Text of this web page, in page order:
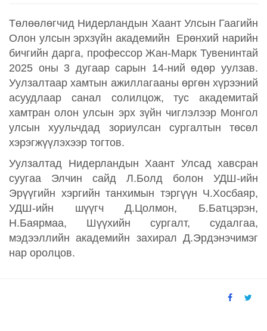
Төлөөлөгчид Нидерландын Хаант Улсын Гаагийн
Олон улсын эрхзүйн академийн Ерөнхий нарийн
бичгийн дарга, профессор Жaн-Марк Тувенинтай
2025 оны 3 дугаар сарын 14-ний өдөр уулзав.
Уулзалтаар хамтын ажиллагааны өргөн хүрээний
асуудлаар санал солилцож, тус академитай
хамтран олон улсын эрх зүйн чиглэлээр Монгол
улсын хуульчдад зориулсан сургалтын төсөл
хэрэгжүүлэхээр тогтов.
Уулзалтад Нидерландын Хаант Улсад хавсран
суугаа Элчин сайд Л.Болд болон УДШ-ийн
Эрүүгийн хэргийн танхимын тэргүүн Ч.Хосбаяр,
УДШ-ийн шүүгч Д.Цолмон, Б.Батцэрэн,
Н.Баярмаа, Шүүхийн сургалт, судалгаа,
мэдээллийн академийн захирал Д.Эрдэнэчимэг
нар оролцов.